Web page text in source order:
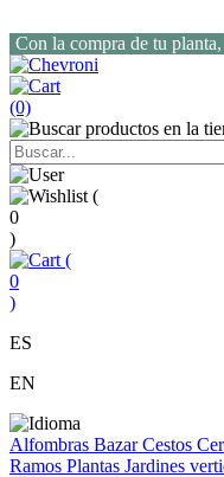
Con la compra de tu
(0)
(
0
)
(
0
)
ES
EN
Alfombras BazarCestos
Ramos Plantas Jardines